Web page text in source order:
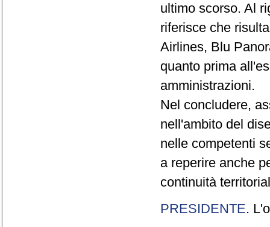
ultimo scorso. Al
riferisce che
Airlines, Blu
quanto prima
amministrazioni.
Nel concludere,
nell'ambito del
nelle competenti
a reperire anche
continuità
PRESIDENTE.